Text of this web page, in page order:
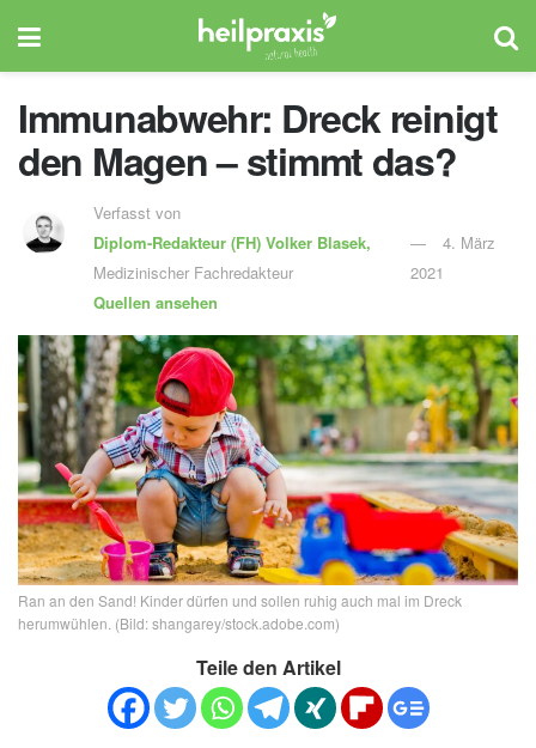
Immunabwehr: Dreck reinigt
den Magen – stimmt das?
Verfasst von
Diplom-Redakteur (FH)Volker Blasek,
Medizinischer Fachredakteur
Quellen ansehen
4. März
2021
Ran an den Sand! Kinder dürfen und sollen ruhig auch mal im Dreck
herumwühlen. (Bild: shangarey/stock.adobe.com)
Teile den Artikel